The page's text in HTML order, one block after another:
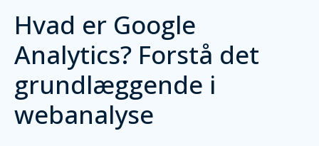
Hvad er Google
Analytics? Forstå det
grundlæggende i
webanalyse